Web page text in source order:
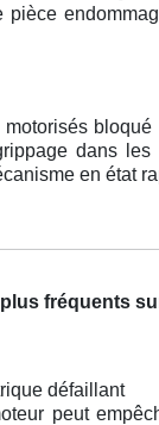
pièce
bloqué
dans
en état
fréquents
défaillant
peut